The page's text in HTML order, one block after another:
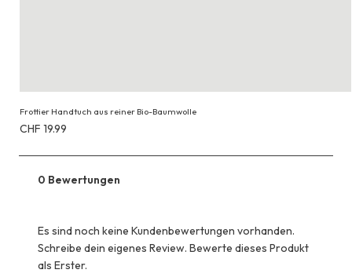
Frottier Handtuch aus reiner Bio-Baumwolle
Erhältlich
CHF 19.99
CHF 19.99
0 Bewertungen
Es sind noch keine Kundenbewertungen vorhanden.
Schreibe dein eigenes Review. Bewerte dieses Produkt
als Erster.